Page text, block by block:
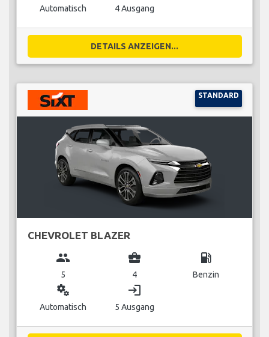
Automatisch 4 Ausgang
DETAILS ANZEIGEN...
STANDARD
CHEVROLET BLAZER
group
5
business_center
4
local_gas_station
Benzin
miscellaneous_services
Automatisch
login
5 Ausgang